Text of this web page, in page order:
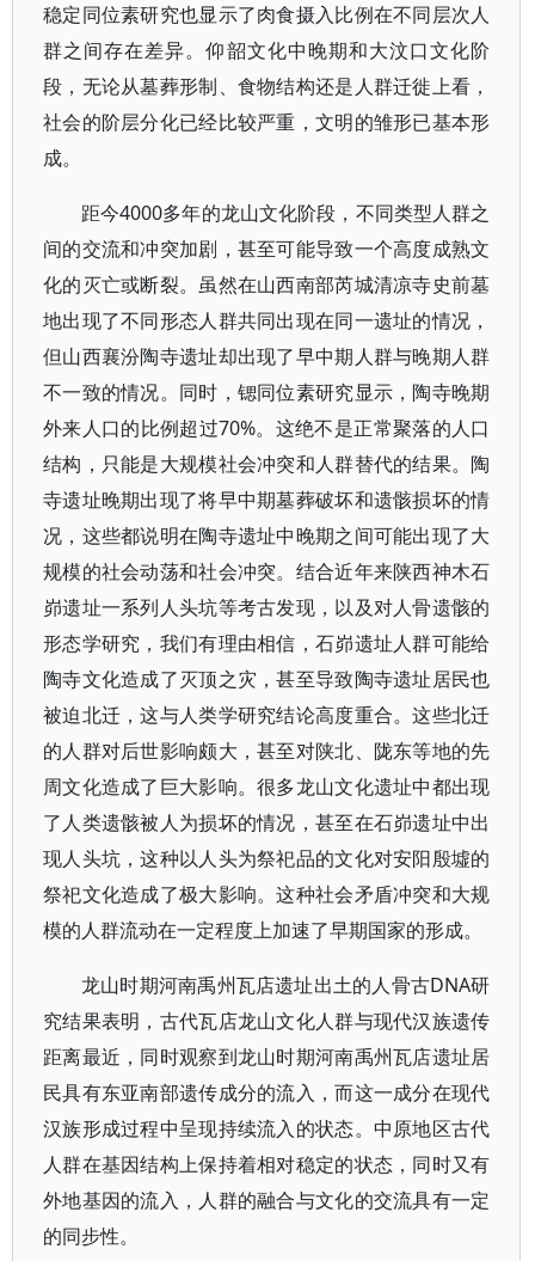
稳定同位素研究也显示了肉食摄入比例在不同层次人
群之间存在差异。仰韶文化中晚期和大汶口文化阶
段，无论从墓葬形制、食物结构还是人群迁徙上看，
社会的阶层分化已经比较严重，文明的雏形已基本形
成。
距今4000多年的龙山文化阶段，不同类型人群之
间的交流和冲突加剧，甚至可能导致一个高度成熟文
化的灭亡或断裂。虽然在山西南部芮城清凉寺史前墓
地出现了不同形态人群共同出现在同一遗址的情况，
但山西襄汾陶寺遗址却出现了早中期人群与晚期人群
不一致的情况。同时，锶同位素研究显示，陶寺晚期
外来人口的比例超过70%。这绝不是正常聚落的人口
结构，只能是大规模社会冲突和人群替代的结果。陶
寺遗址晚期出现了将早中期墓葬破坏和遗骸损坏的情
况，这些都说明在陶寺遗址中晚期之间可能出现了大
规模的社会动荡和社会冲突。结合近年来陕西神木石
峁遗址一系列人头坑等考古发现，以及对人骨遗骸的
形态学研究，我们有理由相信，石峁遗址人群可能给
陶寺文化造成了灭顶之灾，甚至导致陶寺遗址居民也
被迫北迁，这与人类学研究结论高度重合。这些北迁
的人群对后世影响颇大，甚至对陕北、陇东等地的先
周文化造成了巨大影响。很多龙山文化遗址中都出现
了人类遗骸被人为损坏的情况，甚至在石峁遗址中出
现人头坑，这种以人头为祭祀品的文化对安阳殷墟的
祭祀文化造成了极大影响。这种社会矛盾冲突和大规
模的人群流动在一定程度上加速了早期国家的形成。
龙山时期河南禹州瓦店遗址出土的人骨古DNA研
究结果表明，古代瓦店龙山文化人群与现代汉族遗传
距离最近，同时观察到龙山时期河南禹州瓦店遗址居
民具有东亚南部遗传成分的流入，而这一成分在现代
汉族形成过程中呈现持续流入的状态。中原地区古代
人群在基因结构上保持着相对稳定的状态，同时又有
外地基因的流入，人群的融合与文化的交流具有一定
的同步性。